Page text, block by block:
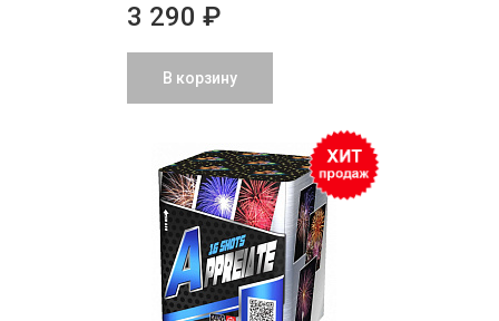
3 290 ₽
В корзину